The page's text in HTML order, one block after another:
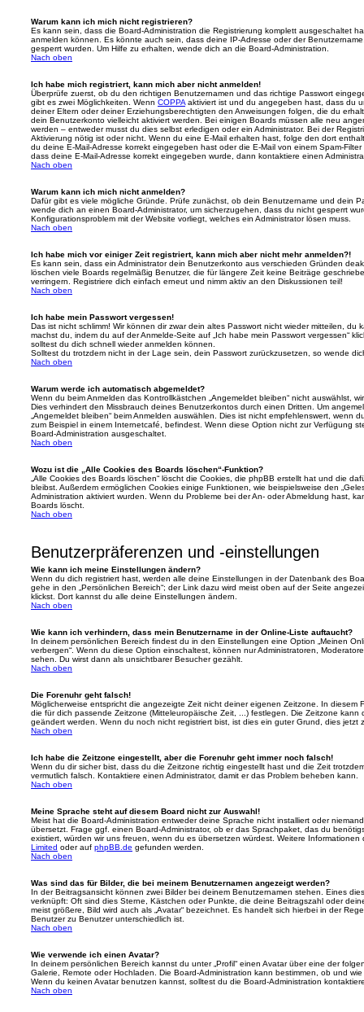
Warum kann ich mich nicht registrieren?
Es kann sein, dass die Board-Administration die Registrierung komplett ausgeschaltet
anmelden können. Es könnte auch sein, dass deine IP-Adresse oder der
gesperrt wurden. Um Hilfe zu erhalten, wende dich an die Board-Administration.
Nach oben
Ich habe mich registriert, kann mich aber nicht anmelden!
Überprüfe zuerst, ob du den richtigen Benutzernamen und das richtige Passwort
gibt es zwei Möglichkeiten. Wenn COPPA aktiviert ist und du angegeben hast, dass du
deiner Eltern oder deiner Erziehungsberechtigten den Anweisungen folgen, die du
dein Benutzerkonto vielleicht aktiviert werden. Bei einigen Boards müssen alle neu
werden – entweder musst du dies selbst erledigen oder ein Administrator. Bei der
Aktivierung nötig ist oder nicht. Wenn du eine E-Mail erhalten hast, folge den dort
du deine E-Mail-Adresse korrekt eingegeben hast oder die E-Mail von einem Spam-
dass deine E-Mail-Adresse korrekt eingegeben wurde, dann kontaktiere einen
Nach oben
Warum kann ich mich nicht anmelden?
Dafür gibt es viele mögliche Gründe. Prüfe zunächst, ob dein Benutzername und dein
wende dich an einen Board-Administrator, um sicherzugehen, dass du nicht gesperrt
Konfigurationsproblem mit der Website vorliegt, welches ein Administrator lösen muss.
Nach oben
Ich habe mich vor einiger Zeit registriert, kann mich aber nicht mehr anmelden?!
Es kann sein, dass ein Administrator dein Benutzerkonto aus verschieden Gründen
löschen viele Boards regelmäßig Benutzer, die für längere Zeit keine Beiträge
verringern. Registriere dich einfach erneut und nimm aktiv an den Diskussionen teil!
Nach oben
Ich habe mein Passwort vergessen!
Das ist nicht schlimm! Wir können dir zwar dein altes Passwort nicht wieder mitteilen, du
machst du, indem du auf der Anmelde-Seite auf „Ich habe mein Passwort vergessen“
solltest du dich schnell wieder anmelden können.
Solltest du trotzdem nicht in der Lage sein, dein Passwort zurückzusetzen, so wende
Nach oben
Warum werde ich automatisch abgemeldet?
Wenn du beim Anmelden das Kontrollkästchen „Angemeldet bleiben“ nicht auswählst,
Dies verhindert den Missbrauch deines Benutzerkontos durch einen Dritten. Um
„Angemeldet bleiben“ beim Anmelden auswählen. Dies ist nicht empfehlenswert, wenn
zum Beispiel in einem Internetcafé, befindest. Wenn diese Option nicht zur Verfügung
Board-Administration ausgeschaltet.
Nach oben
Wozu ist die „Alle Cookies des Boards löschen“-Funktion?
„Alle Cookies des Boards löschen“ löscht die Cookies, die phpBB erstellt hat und die
bleibst. Außerdem ermöglichen Cookies einige Funktionen, wie beispielsweise den
Administration aktiviert wurden. Wenn du Probleme bei der An- oder Abmeldung hast,
Boards löscht.
Nach oben
Benutzerpräferenzen und -einstellungen
Wie kann ich meine Einstellungen ändern?
Wenn du dich registriert hast, werden alle deine Einstellungen in der Datenbank des
gehe in den „Persönlichen Bereich“; der Link dazu wird meist oben auf der Seite
klickst. Dort kannst du alle deine Einstellungen ändern.
Nach oben
Wie kann ich verhindern, dass mein Benutzername in der Online-Liste auftaucht?
In deinem persönlichen Bereich findest du in den Einstellungen eine Option „Meinen
verbergen“. Wenn du diese Option einschaltest, können nur Administratoren,
sehen. Du wirst dann als unsichtbarer Besucher gezählt.
Nach oben
Die Forenuhr geht falsch!
Möglicherweise entspricht die angezeigte Zeit nicht deiner eigenen Zeitzone. In diesem
die für dich passende Zeitzone (Mitteleuropäische Zeit, ...) festlegen. Die Zeitzone kann
geändert werden. Wenn du noch nicht registriert bist, ist dies ein guter Grund, dies jetzt
Nach oben
Ich habe die Zeitzone eingestellt, aber die Forenuhr geht immer noch falsch!
Wenn du dir sicher bist, dass du die Zeitzone richtig eingestellt hast und die Zeit
vermutlich falsch. Kontaktiere einen Administrator, damit er das Problem beheben kann.
Nach oben
Meine Sprache steht auf diesem Board nicht zur Auswahl!
Meist hat die Board-Administration entweder deine Sprache nicht installiert oder
übersetzt. Frage ggf. einen Board-Administrator, ob er das Sprachpaket, das du
existiert, würden wir uns freuen, wenn du es übersetzen würdest. Weitere
Limited oder auf phpBB.de gefunden werden.
Nach oben
Was sind das für Bilder, die bei meinem Benutzernamen angezeigt werden?
In der Beitragsansicht können zwei Bilder bei deinem Benutzernamen stehen. Eines
verknüpft: Oft sind dies Sterne, Kästchen oder Punkte, die deine Beitragszahl oder
meist größere, Bild wird auch als „Avatar“ bezeichnet. Es handelt sich hierbei in der
Benutzer zu Benutzer unterschiedlich ist.
Nach oben
Wie verwende ich einen Avatar?
In deinem persönlichen Bereich kannst du unter „Profil“ einen Avatar über eine der
Galerie, Remote oder Hochladen. Die Board-Administration kann bestimmen, ob und
Wenn du keinen Avatar benutzen kannst, solltest du die Board-Administration
Nach oben